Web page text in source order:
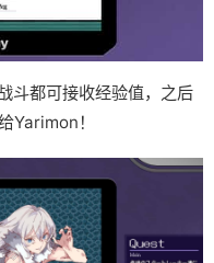
斗都可接收经验值，之后
Yarimon！